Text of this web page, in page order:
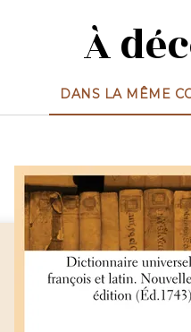
À
DANS LA MÊME